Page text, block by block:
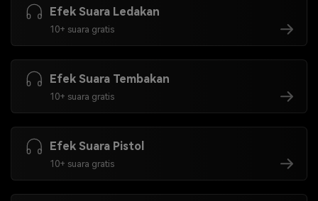
Efek Suara Ledakan
10+ suara gratis
Efek Suara Tembakan
10+ suara gratis
Efek Suara Pistol
10+ suara gratis